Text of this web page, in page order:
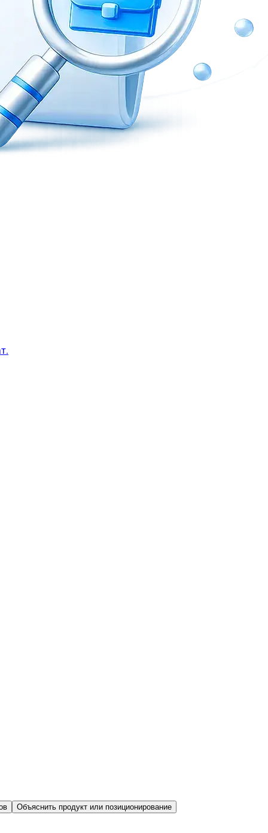
Объяснить продукт или позиционирование